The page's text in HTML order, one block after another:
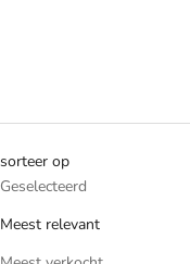
sorteer op
Geselecteerd
Meest relevant